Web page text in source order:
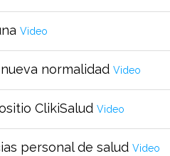
Video
normalidad Video
ClikiSalud Video
personal de salud Video